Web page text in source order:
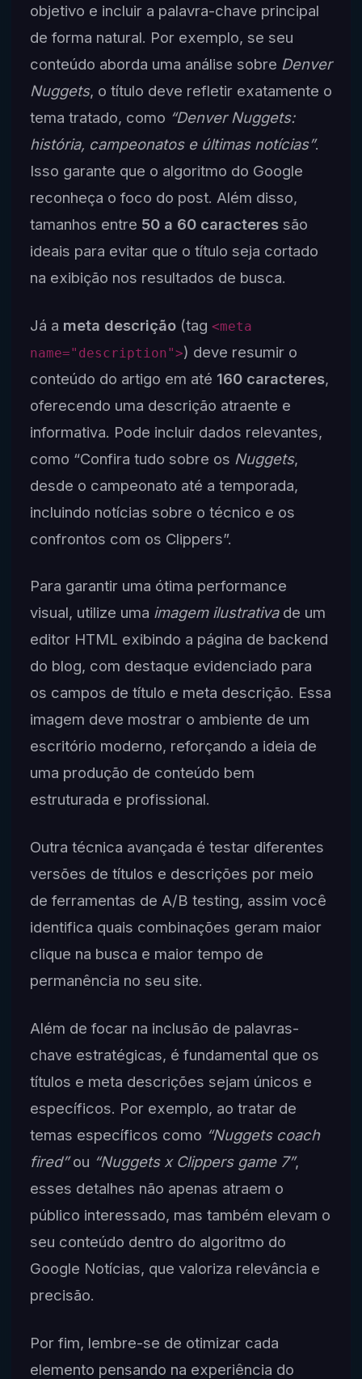
objetivo e incluir a palavra-chave principal
de forma natural. Por exemplo, se seu
conteúdo aborda uma análise sobre Denver
Nuggets, o título deve refletir exatamente o
tema tratado, como “Denver Nuggets:
história, campeonatos e últimas notícias”.
Isso garante que o algoritmo do Google
reconheça o foco do post. Além disso,
tamanhos entre 50 a 60 caracteressão
ideais para evitar que o título seja cortado
na exibição nos resultados de busca.
Já a meta descrição(tag <meta
name="description">) deve resumir o
conteúdo do artigo em até 160 caracteres,
oferecendo uma descrição atraente e
informativa. Pode incluir dados relevantes,
como “Confira tudo sobre os Nuggets,
desde o campeonato até a temporada,
incluindo notícias sobre o técnico e os
confrontos com os Clippers”.
Para garantir uma ótima performance
visual, utilize uma imagem ilustrativade um
editor HTML exibindo a página de backend
do blog, com destaque evidenciado para
os campos de título e meta descrição. Essa
imagem deve mostrar o ambiente de um
escritório moderno, reforçando a ideia de
uma produção de conteúdo bem
estruturada e profissional.
Outra técnica avançada é testar diferentes
versões de títulos e descrições por meio
de ferramentas de A/B testing, assim você
identifica quais combinações geram maior
clique na busca e maior tempo de
permanência no seu site.
Além de focar na inclusão de palavras-
chave estratégicas, é fundamental que os
títulos e meta descrições sejam únicos e
específicos. Por exemplo, ao tratar de
temas específicos como “Nuggets coach
fired”ou “Nuggets x Clippers game 7”,
esses detalhes não apenas atraem o
público interessado, mas também elevam o
seu conteúdo dentro do algoritmo do
Google Notícias, que valoriza relevância e
precisão.
Por fim, lembre-se de otimizar cada
elemento pensando na experiência do